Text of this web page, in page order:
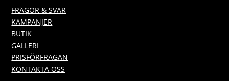
FRÅGOR & SVAR
KAMPANJER
BUTIK
GALLERI
PRISFÖRFRAGAN
KONTAKTA OSS